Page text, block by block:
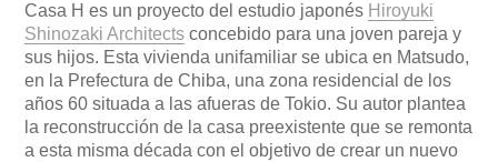
Casa H es un proyecto del estudio japonés Hiroyuki
Shinozaki Architects concebido para una joven pareja y
sus hijos. Esta vivienda unifamiliar se ubica en Matsudo,
en la Prefectura de Chiba, una zona residencial de los
años 60 situada a las afueras de Tokio. Su autor plantea
la reconstrucción de la casa preexistente que se remonta
a esta misma década con el objetivo de crear un nuevo